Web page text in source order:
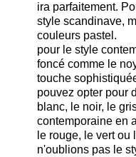
ira parfaitement.
style scandinave,
couleurs pastel.
pour le style
foncé comme le
touche
pouvez opter pour
blanc, le noir, le
contemporaine en
le rouge, le vert ou
n'oublions pas le